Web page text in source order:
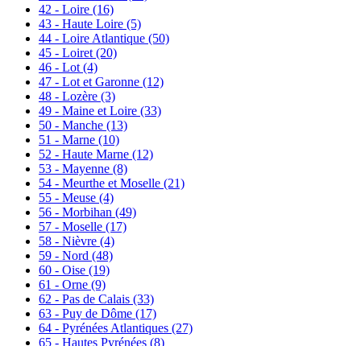
42 - Loire (16)
43 - Haute Loire (5)
44 - Loire Atlantique (50)
45 - Loiret (20)
46 - Lot (4)
47 - Lot et Garonne (12)
48 - Lozère (3)
49 - Maine et Loire (33)
50 - Manche (13)
51 - Marne (10)
52 - Haute Marne (12)
53 - Mayenne (8)
54 - Meurthe et Moselle (21)
55 - Meuse (4)
56 - Morbihan (49)
57 - Moselle (17)
58 - Nièvre (4)
59 - Nord (48)
60 - Oise (19)
61 - Orne (9)
62 - Pas de Calais (33)
63 - Puy de Dôme (17)
64 - Pyrénées Atlantiques (27)
65 - Hautes Pyrénées (8)